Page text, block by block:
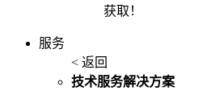
获取！
服务
< 返回
技术服务解决方案